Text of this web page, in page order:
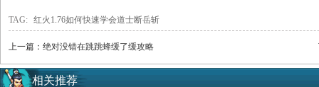
TAG: 红火1.76如何快速学会道士断岳斩
上一篇： 绝对没错在跳跳蜂缓了缓攻略
相关推荐